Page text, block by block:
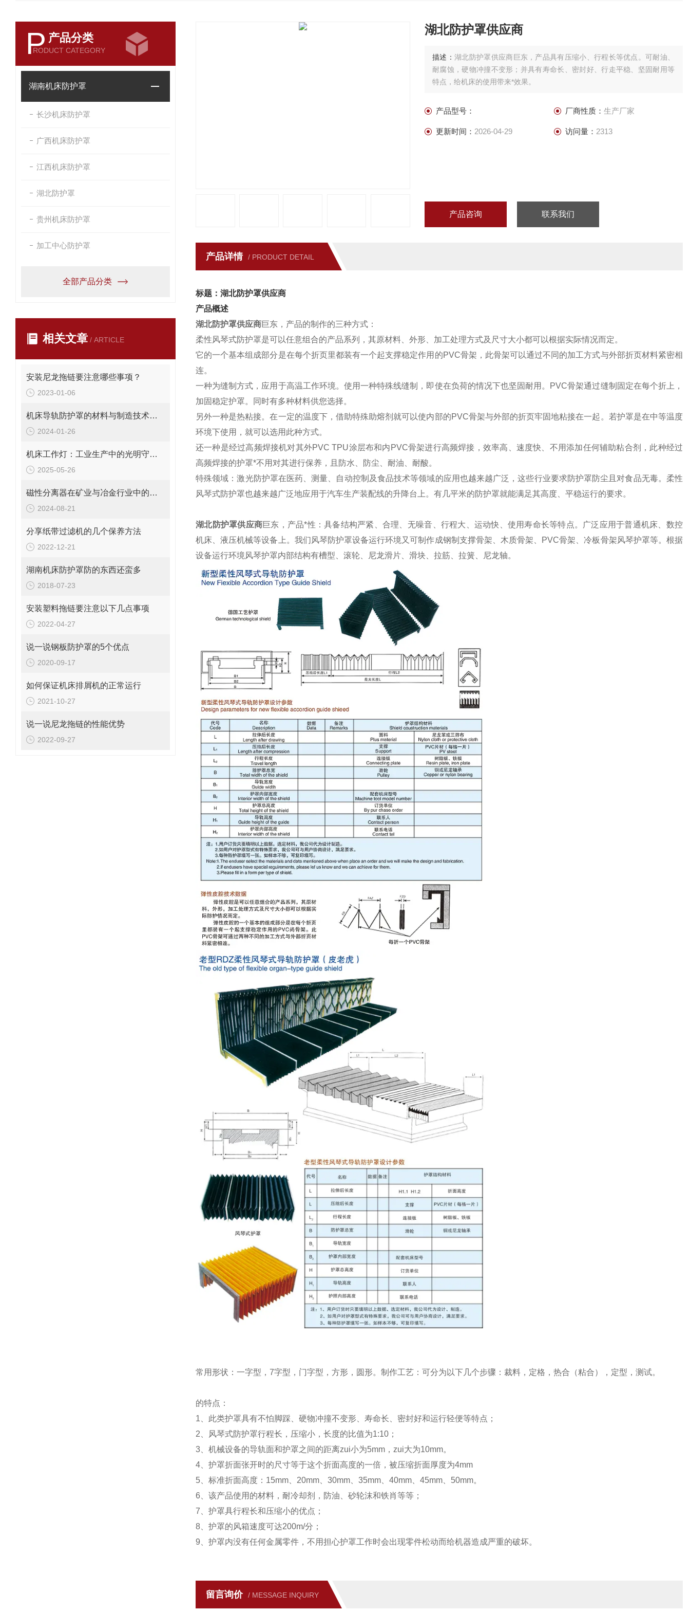
P 产品分类
RODUCT CATEGORY
湖南机床防护罩
长沙机床防护罩
广西机床防护罩
江西机床防护罩
湖北防护罩
贵州机床防护罩
加工中心防护罩
全部产品分类
相关文章 / ARTICLE
安装尼龙拖链要注意哪些事项？
2023-01-06
机床导轨防护罩的材料与制造技术创新
2024-01-26
机床工作灯：工业生产中的光明守护者
2025-05-26
磁性分离器在矿业与冶金行业中的关键作用
2024-08-21
分享纸带过滤机的几个保养方法
2022-12-21
湖南机床防护罩防的东西还蛮多
2018-07-23
安装塑料拖链要注意以下几点事项
2022-04-27
说一说钢板防护罩的5个优点
2020-09-17
如何保证机床排屑机的正常运行
2021-10-27
说一说尼龙拖链的性能优势
2022-09-27
湖北防护罩供应商
描述：湖北防护罩供应商巨东，产品具有压缩小、行程长等优点。可耐油、
耐腐蚀，硬物冲撞不变形；并具有寿命长、密封好、行走平稳、坚固耐用等
特点，给机床的使用带来*效果。
产品型号： 厂商性质： 生产厂家
更新时间： 2026-04-29 访问量： 2313
产品咨询 联系我们
产品详情 / PRODUCT DETAIL
标题：湖北防护罩供应商
产品概述
湖北防护罩供应商巨东，产品的制作的三种方式：
柔性风琴式防护罩是可以任意组合的产品系列，其原材料、外形、加工处理方式及尺寸大小都可以根据实际情况而定。
它的一个基本组成部分是在每个折页里都装有一个起支撑稳定作用的PVC骨架，此骨架可以通过不同的加工方式与外部折页材料紧密相
连。
一种为缝制方式，应用于高温工作环境。使用一种特殊线缝制，即使在负荷的情况下也坚固耐用。PVC骨架通过缝制固定在每个折上，
加固稳定护罩。同时有多种材料供您选择。
另外一种是热粘接。在一定的温度下，借助特殊助熔剂就可以使内部的PVC骨架与外部的折页牢固地粘接在一起。若护罩是在中等温度
环境下使用，就可以选用此种方式。
还一种是经过高频焊接机对其外PVC TPU涂层布和内PVC骨架进行高频焊接，效率高、速度快、不用添加任何辅助粘合剂，此种经过
高频焊接的护罩*不用对其进行保养，且防水、防尘、耐油、耐酸。
特殊领域：激光防护罩在医药、测量、自动控制及食品技术等领域的应用也越来越广泛，这些行业要求防护罩防尘且对食品无毒。柔性
风琴式防护罩也越来越广泛地应用于汽车生产装配线的升降台上。有几平米的防护罩就能满足其高度、平稳运行的要求。
湖北防护罩供应商巨东，产品*性：具备结构严紧、合理、无噪音、行程大、运动快、使用寿命长等特点。广泛应用于普通机床、数控
机床、液压机械等设备上。我们风琴防护罩设备运行环境又可制作成钢制支撑骨架、木质骨架、PVC骨架、冷板骨架风琴护罩等。根据
设备运行环境风琴护罩内部结构有槽型、滚轮、尼龙滑片、滑块、拉筋、拉簧、尼龙轴。
常用 形状： 一字型，7字型，门字型，方形，圆形。 制作工艺：可分为以下几个步骤：裁料，定格，热合（粘合），定型，测试。
的特点：
1、 此类护罩具有不怕脚踩、硬物冲撞不变形、寿命长、密封好和运行轻便等特点；
2、
风琴式防护罩行程长，压缩小，长度的比值为1:10；
3、 机械设备的导轨面和护罩之间的距离zui小为5mm，zui大为10mm。
4、 护罩折面张开时的尺寸等于这个折面高度的一倍，被压缩折面厚度为4mm
5、 标准折面高度：15mm、20mm、30mm、35mm、40mm、45mm、50mm。
6、 该产品使用的材料，耐冷却剂，防油、砂轮沫和铁肖等等；
7、 护罩具行程长和压缩小的优点；
8、 护罩的风箱速度可达200m/分；
9、 护罩内没有任何金属零件，不用担心护罩工作时会出现零件松动而给机器造成严重的破坏。
留言询价 / MESSAGE INQUIRY